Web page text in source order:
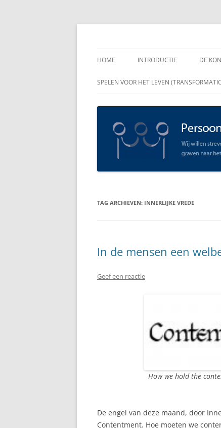
Spring
HOME INTRODUCTIE DE
SPELEN VOOR HET LEVEN
TAG ARCHIEVEN: INNERLIJKE VREDE
In de mensen een
Geef een reactie
How we hold the
De engel van deze maand, door
Contentment. Hoe moeten we